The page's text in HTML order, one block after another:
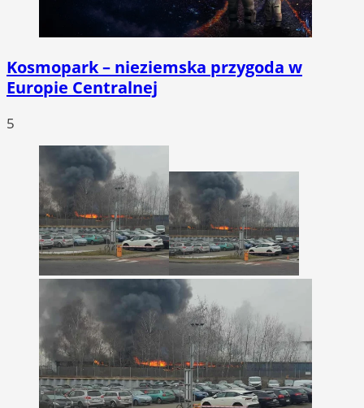
Kosmopark – nieziemska przygoda w
Europie Centralnej
5